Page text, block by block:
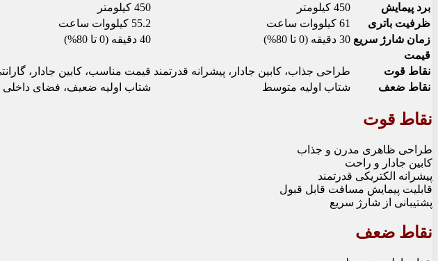
برد پیمایش
450 کیلومتر 450 کیلومتر
ظرفیت باتری
61 کیلووات ساعت 55.2 کیلووات ساعت
زمان شارژ سریع 30 دقیقه (0 تا 80%) 40 دقیقه (0 تا 80%)
قیمت
نقاط قوت
طراحی جذاب، کابین جادار، پیشرانه قدرتمند قیمت مناسب، کابین جادار،
نقاط ضعف
شتاب اولیه متوسط شتاب اولیه ضعیف، فضای
نقاط قوت
طراحی ظاهری مدرن و جذاب
کابین جادار و راحت
پیشرانه الکتریکی قدرتمند
قابلیت پیمایش مسافت قابل قبول
پشتیبانی از شارژ سریع
نقاط ضعف